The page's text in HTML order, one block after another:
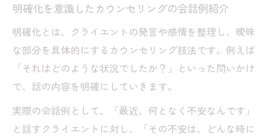
明確化を意識したカウンセリングの会話例紹介
明確化とは、クライエントの発言や感情を整理し、曖昧
な部分を具体的にするカウンセリング技法です。例えば
「それはどのような状況でしたか？」といった問いかけ
で、話の内容を明確にしていきます。
実際の会話例として、「最近、何となく不安なんです」
と話すクライエントに対し、「その不安は、どんな時に